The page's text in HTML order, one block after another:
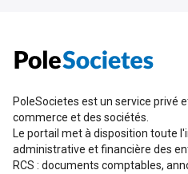
PoleSocietes est un service privé
commerce et des sociétés.
Le portail met à disposition toute
administrative et financière des
RCS : documents comptables,